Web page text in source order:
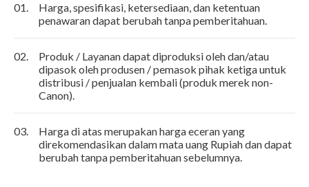
01.
Harga, spesifikasi, ketersediaan, dan ketentuan
penawaran dapat berubah tanpa pemberitahuan.
02.
Produk / Layanan dapat diproduksi oleh dan/atau
dipasok oleh produsen / pemasok pihak ketiga untuk
distribusi / penjualan kembali (produk merek non-
Canon).
03.
Harga di atas merupakan harga eceran yang
direkomendasikan dalam mata uang Rupiah dan dapat
berubah tanpa pemberitahuan sebelumnya.